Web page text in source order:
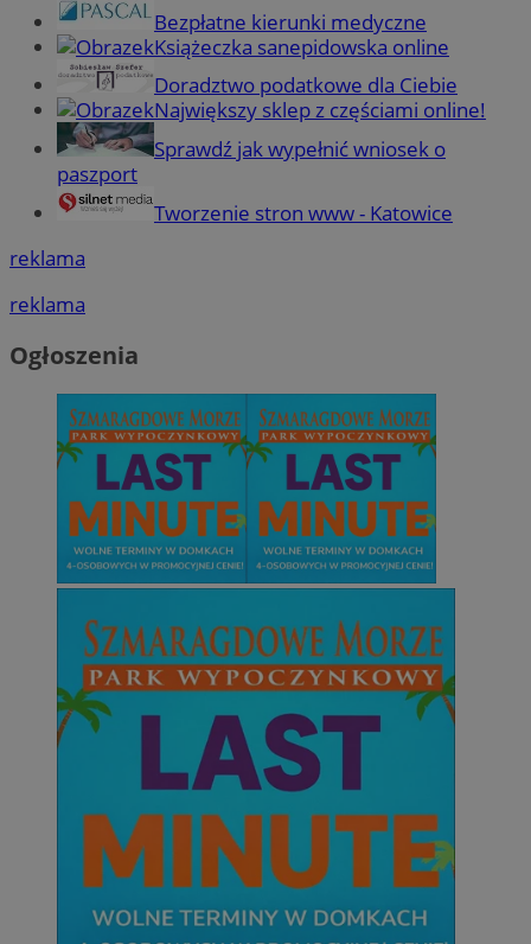
Bezpłatne kierunki medyczne
Książeczka sanepidowska online
Doradztwo podatkowe dla Ciebie
Największy sklep z częściami online!
Sprawdź jak wypełnić wniosek o
paszport
Tworzenie stron www - Katowice
reklama
reklama
Ogłoszenia